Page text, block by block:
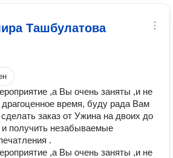
Ташбулатова
,а Вы очень заняты ,и не
драгоценное время, буду рада Вам
заказ от Ужина на двоих до
и получить незабываемые
.
,а Вы очень заняты ,и не